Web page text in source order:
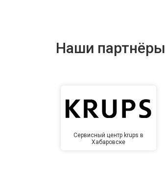
Наши партнёры
Сервисный центр krups в
Хабаровске